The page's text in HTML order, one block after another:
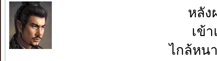
หลัง
เข้
ไกล้หน